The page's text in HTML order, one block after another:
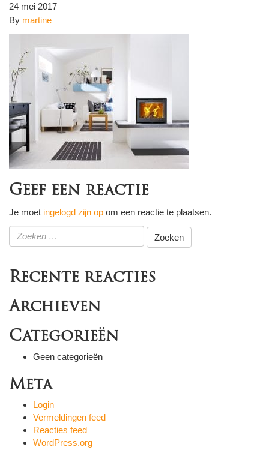
24 mei 2017
By martine
Geef een reactie
Je moet ingelogd zijn op om een reactie te plaatsen.
Zoeken
naar:
Recente reacties
Archieven
Categorieën
Geen categorieën
Meta
Login
Vermeldingen feed
Reacties feed
WordPress.org